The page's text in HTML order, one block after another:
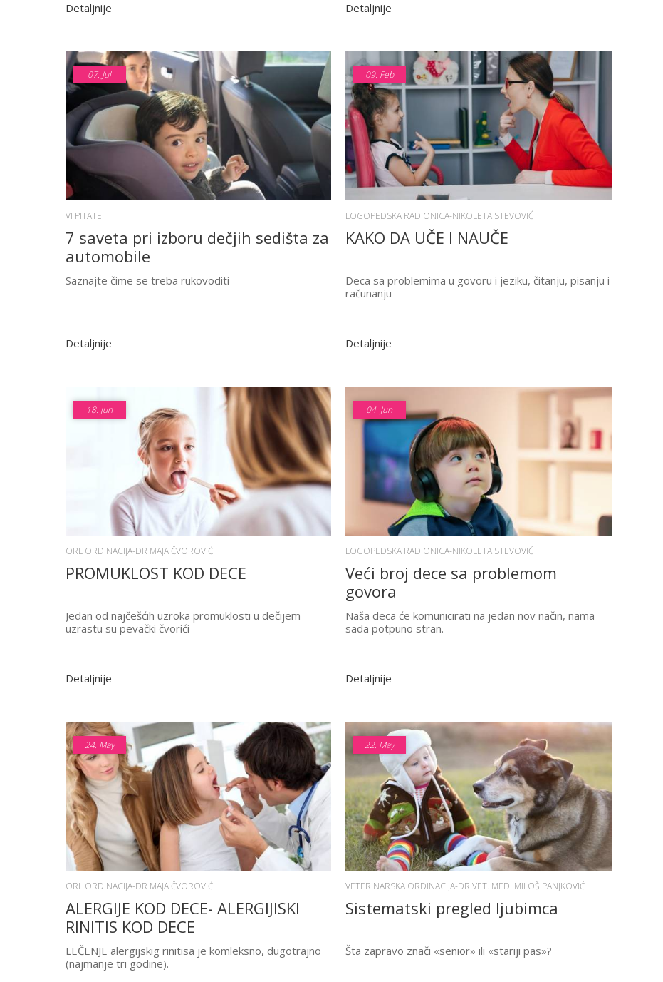
Detaljnije Detaljnije
07. Jul
VI PITATE
7 saveta pri izboru dečjih sedišta za
automobile
Saznajte čime se treba rukovoditi
Detaljnije
09. Feb
LOGOPEDSKA RADIONICA-NIKOLETA STEVOVIĆ
KAKO DA UČE I NAUČE
Deca sa problemima u govoru i jeziku, čitanju, pisanju i
računanju
Detaljnije
18. Jun
ORL ORDINACIJA-DR MAJA ČVOROVIĆ
PROMUKLOST KOD DECE
Jedan od najčešćih uzroka promuklosti u dečijem
uzrastu su pevački čvorići
Detaljnije
04. Jun
LOGOPEDSKA RADIONICA-NIKOLETA STEVOVIĆ
Veći broj dece sa problemom
govora
Naša deca će komunicirati na jedan nov način, nama
sada potpuno stran.
Detaljnije
24. May
ORL ORDINACIJA-DR MAJA ČVOROVIĆ
ALERGIJE KOD DECE- ALERGIJISKI
RINITIS KOD DECE
LEČENJE alergijskig rinitisa je komleksno, dugotrajno
(najmanje tri godine).
22. May
VETERINARSKA ORDINACIJA-DR VET. MED. MILOŠ PANJKOVIĆ
Sistematski pregled ljubimca
Šta zapravo znači «senior» ili «stariji pas»?